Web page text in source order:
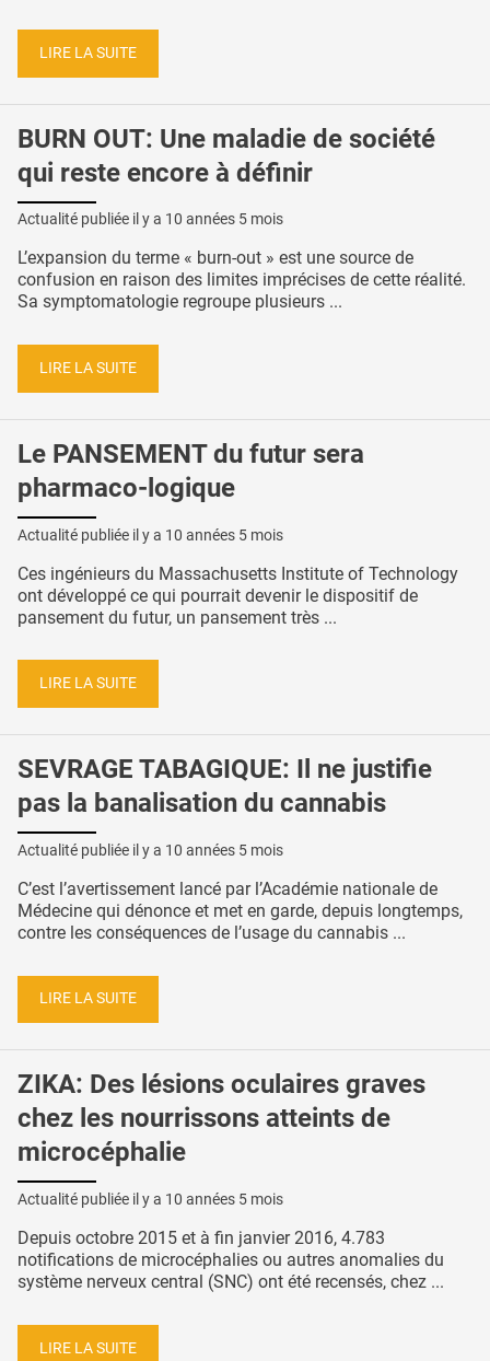
LIRE LA SUITE
BURN OUT: Une maladie de société
qui reste encore à définir
Actualité publiée il y a 10 années 5 mois
L’expansion du terme « burn-out » est une source de
confusion en raison des limites imprécises de cette réalité.
Sa symptomatologie regroupe plusieurs ...
LIRE LA SUITE
Le PANSEMENT du futur sera
pharmaco-logique
Actualité publiée il y a 10 années 5 mois
Ces ingénieurs du Massachusetts Institute of Technology
ont développé ce qui pourrait devenir le dispositif de
pansement du futur, un pansement très ...
LIRE LA SUITE
SEVRAGE TABAGIQUE: Il ne justifie
pas la banalisation du cannabis
Actualité publiée il y a 10 années 5 mois
C’est l’avertissement lancé par l’Académie nationale de
Médecine qui dénonce et met en garde, depuis longtemps,
contre les conséquences de l’usage du cannabis ...
LIRE LA SUITE
ZIKA: Des lésions oculaires graves
chez les nourrissons atteints de
microcéphalie
Actualité publiée il y a 10 années 5 mois
Depuis octobre 2015 et à fin janvier 2016, 4.783
notifications de microcéphalies ou autres anomalies du
système nerveux central (SNC) ont été recensés, chez ...
LIRE LA SUITE